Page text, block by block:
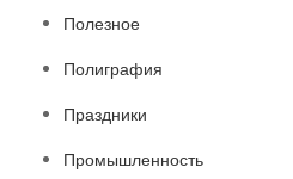
Полезное
Полиграфия
Праздники
Промышленность